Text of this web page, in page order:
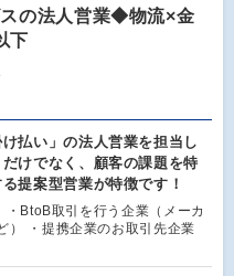
スの法人営業◆物流×金
下
払い」の法人営業を担当し
けでなく、顧客の課題を特
提案型営業が特徴です！
BtoB取引を行う企業（メーカ
） ・提携企業のお取引先企業